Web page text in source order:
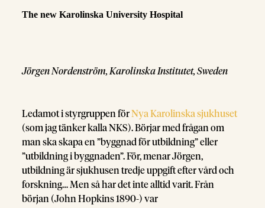
The new Karolinska University Hospital
Jörgen Nordenström, Karolinska Institutet, Sweden
Ledamot i styrgruppen för Nya Karolinska sjukhuset
(som jag tänker kalla NKS). Börjar med frågan om
man ska skapa en ”byggnad för utbildning” eller
”utbildning i byggnaden”. För, menar Jörgen,
utbildning är sjukhusen tredje uppgift efter vård och
forskning… Men så har det inte alltid varit. Från
början (John Hopkins 1890-) var